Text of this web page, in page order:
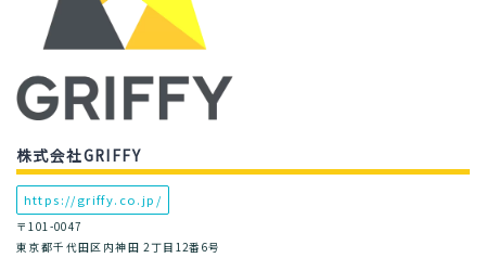
株式会社GRIFFY
https://griffy.co.jp/
〒101-0047
東京都千代田区内神田 2丁目12番6号